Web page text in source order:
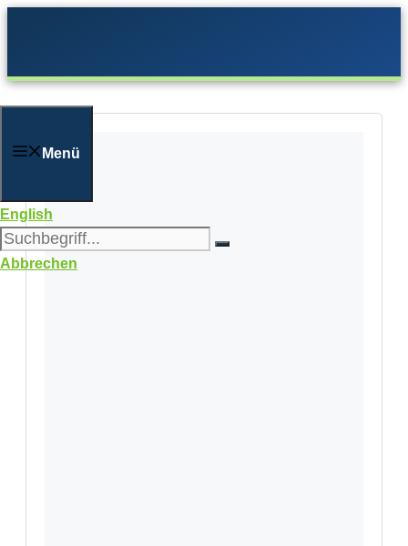
Menü
English
Abbrechen